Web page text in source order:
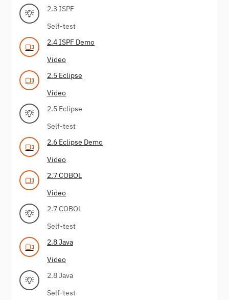
2.3 ISPF
Self-test
2.4 ISPF Demo
Video
2.5 Eclipse
Video
2.5 Eclipse
Self-test
2.6 Eclipse Demo
Video
2.7 COBOL
Video
2.7 COBOL
Self-test
2.8 Java
Video
2.8 Java
Self-test